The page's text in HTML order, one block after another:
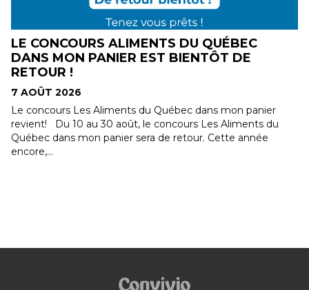
LE CONCOURS ALIMENTS DU QUÉBEC
DANS MON PANIER EST BIENTÔT DE
RETOUR !
7 AOÛT 2026
Le concours Les Aliments du Québec dans mon panier
revient! Du 10 au 30 août, le concours Les Aliments du
Québec dans mon panier sera de retour. Cette année
encore,...